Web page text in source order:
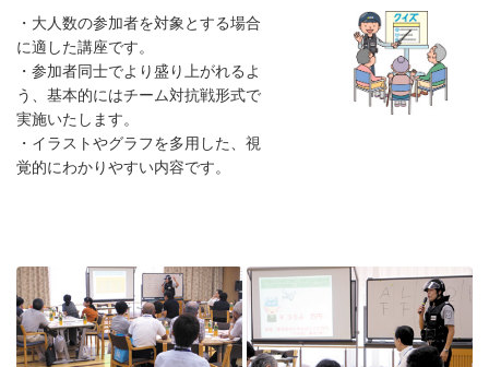
・大人数の参加者を対象とする場合
に適した講座です。
・参加者同士でより盛り上がれるよ
う、基本的にはチーム対抗戦形式で
実施いたします。
・イラストやグラフを多用した、視
覚的にわかりやすい内容です。